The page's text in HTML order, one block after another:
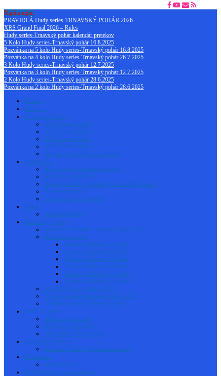
Najčítanejšie
PRAVIDLÁ Hudy series-TRNAVSKÝ POHÁR 2026
XRS Grand Final 2026 – Rules
Hudy series-Trnavský pohár kalendár pretekov
5 Kolo Hudy series-Trnavský pohár 16.8.2025
Pozvánka na 5 kolo Hudy series-Trnavský pohár 16.8.2025
Pozvánka na 4 kolo Hudy series-Trnavský pohár 26.7.2025
3 Kolo Hudy series-Trnavský pohár 12.7.2025
Pozvánka na 3 kolo Hudy series-Trnavský pohár 12.7.2025
2 Kolo Hudy series-Trnavský pohár 28.6.2025
Pozvánka na 2 kolo Hudy series-Trnavský pohár 28.6.2025
Domov
Info o …
Členovia klubu
2023 Členovia klubu
2022 Členovia klubu
2021 Členovia klubu
2020 Členovia klubu
Napísali o nás v RC Cars 9/2012
Autodráha
Meranie časov autodráha Trnava
Jazdenie na autodráhe
Varianty asfaltovej autodráhy – Auto RC Trnava
Meranie treningu
Občerstvenie na autodráhe
Videá
Zahraničné dráhy
Trnavský pohár
Pravidlá Hudy series-Trnavský pohár 2025
Prihlásení na pretek
Zoznam prihlásených 1 kolo
Zoznam prihlásených 2 kolo
Zoznam prihlásených 3 kolo
Zoznam prihlásených 4 kolo
Zoznam prihlásených 5 kolo
Zoznam prihlásených 6 kolo
Pravidlá Trnavský pohár 2023
Výsledky seriálu Trnavský pohár 2023
Prihláška na pretek Trnavský pohár
Rady čo a ako
Aké auto na začiatok
Efektívne spájkovanie
Ako nabíjať LiPo baterku
Kalendár pretekov
Kalendár Česko – Slovensko onroad
Newsletter
Novinky o RC
Občerstvenie na autodráhe